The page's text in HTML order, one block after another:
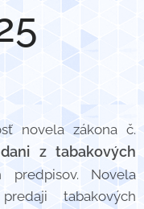
novela zákona č.
z tabakových
Novela
tabakových